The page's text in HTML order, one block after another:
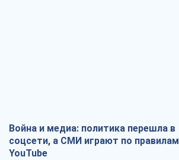
Война и медиа: политика перешла в
соцсети, а СМИ играют по правилам
YouTube